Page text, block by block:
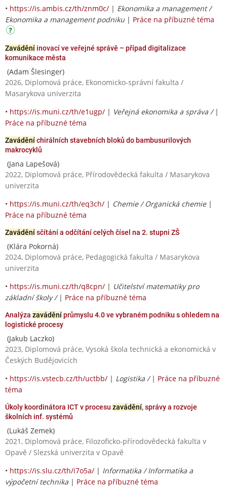
• https://is.ambis.cz/th/znm0c/ | Ekonomika a management /
Ekonomika a management podniku | Práce na příbuzné téma
Zavádění inovací ve veřejné správě – případ digitalizace
komunikace města
(Adam Šlesinger)
2026, Diplomová práce, Ekonomicko-správní fakulta /
Masarykova univerzita
• https://is.muni.cz/th/e1ugp/ | Veřejná ekonomika a správa / |
Práce na příbuzné téma
Zaváděníchirálních stavebních bloků do bambusurilových
makrocyklů
(Jana Lapešová)
2022, Diplomová práce, Přírodovědecká fakulta / Masarykova
univerzita
• https://is.muni.cz/th/eq3ch/ | Chemie / Organická chemie|
Práce na příbuzné téma
Zaváděnísčítání a odčítání celých čísel na 2. stupni ZŠ
(Klára Pokorná)
2024, Diplomová práce, Pedagogická fakulta / Masarykova
univerzita
• https://is.muni.cz/th/q8cpn/ | Učitelství matematiky pro
základní školy / | Práce na příbuzné téma
Analýza zaváděníprůmyslu 4.0 ve vybraném podniku s ohledem na
logistické procesy
(Jakub Laczko)
2023, Diplomová práce, Vysoká škola technická a ekonomická v
Českých Budějovicích
• https://is.vstecb.cz/th/uctbb/ | Logistika / | Práce na příbuzné
téma
Úkoly koordinátora ICT v procesu zavádění, správy a rozvoje
školních inf. systémů
(Lukáš Zemek)
2021, Diplomová práce, Filozoficko-přírodovědecká fakulta v
Opavě / Slezská univerzita v Opavě
• https://is.slu.cz/th/i7o5a/ | Informatika / Informatika a
výpočetní technika | Práce na příbuzné téma